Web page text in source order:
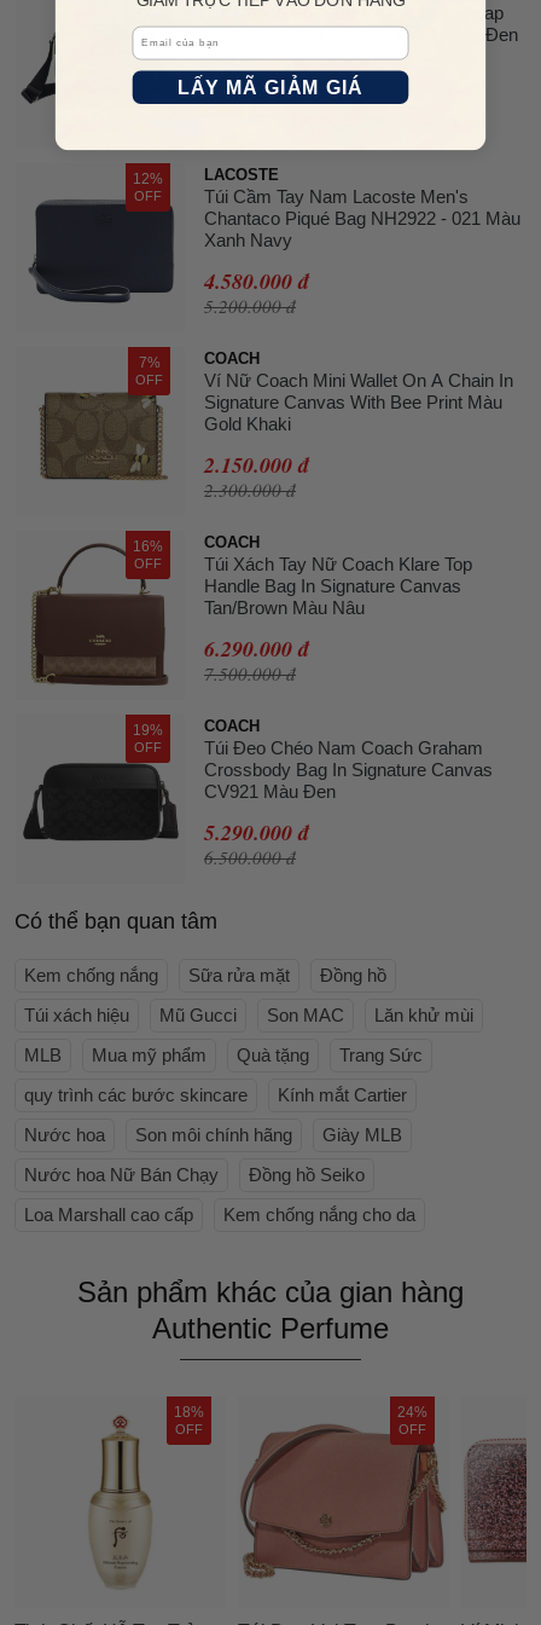
Túi Đeo Chéo Nam Coach Sprint Map
Bag Signature Charcoal Black Màu Đen
3.960.000 đ
4.600.000 đ
12%
OFF
LACOSTE
Túi Cầm Tay Nam Lacoste Men's
Chantaco Piqué Bag NH2922 - 021 Màu
Xanh Navy
4.580.000 đ
5.200.000 đ
7%
OFF
COACH
Ví Nữ Coach Mini Wallet On A Chain In
Signature Canvas With Bee Print Màu
Gold Khaki
2.150.000 đ
2.300.000 đ
16%
OFF
COACH
Túi Xách Tay Nữ Coach Klare Top
Handle Bag In Signature Canvas
Tan/Brown Màu Nâu
6.290.000 đ
7.500.000 đ
19%
OFF
COACH
Túi Đeo Chéo Nam Coach Graham
Crossbody Bag In Signature Canvas
CV921 Màu Đen
5.290.000 đ
6.500.000 đ
Có thể bạn quan tâm
Kem chống nắng Sữa rửa mặt
Đồng hồ
Túi xách hiệu
Mũ Gucci Son MAC
Lăn khử mùi
MLB
Mua mỹ phẩm Quà tặng
Trang Sức
quy trình các bước skincare
Kính mắt Cartier
Nước hoa
Son môi chính hãng
Giày MLB
Nước hoa Nữ Bán Chạy
Đồng hồ Seiko
Loa Marshall cao cấp
Kem chống nắng cho da
Sản phẩm khác của gian hàng
Authentic Perfume
18%
OFF
24%
OFF
Email
LẤY MÃ GIẢM GIÁ